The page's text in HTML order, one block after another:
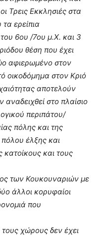
Τρεις Εκκλησιές στα
ερείπια
του 6ου /7ου μ.Χ. και 3
θέση που έχει
αφιερωμένο στον
οικοδόμημα στον Κριό
αποτελούν
στο πλαίσιο
περιπάτου/
πόλης και της
έλξης και
και τους
των Κουκουναριών με
άλλοι κορυφαίοι
που
χώρους δεν έχει